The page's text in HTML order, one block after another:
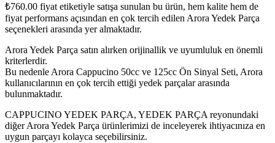
₺760.00 fiyat etiketiyle satışa sunulan bu ürün, hem kalite hem de
fiyat performans açısından en çok tercih edilen Arora Yedek Parça
seçenekleri arasında yer almaktadır.
Arora Yedek Parça satın alırken orijinallik ve uyumluluk en önemli
kriterlerdir.
Bu nedenle Arora Cappucino 50cc ve 125cc Ön Sinyal Seti, Arora
kullanıcılarının en çok tercih ettiği yedek parçalar arasında
bulunmaktadır.
CAPPUCINO YEDEK PARÇA, YEDEK PARÇA reyonundaki
diğer Arora Yedek Parça ürünlerimizi de inceleyerek ihtiyacınıza en
uygun parçayı kolayca seçebilirsiniz.